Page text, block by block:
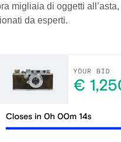
migliaia di oggetti all’asta,
da esperti.